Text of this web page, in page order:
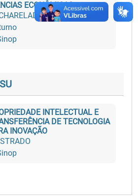
ECONÔMICAS
INTELECTUAL E
DE TECNOLOGIA
INOVAÇÃO